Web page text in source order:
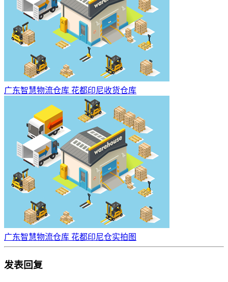
广东智慧物流仓库 花都印尼收货仓库
广东智慧物流仓库 花都印尼仓实拍图
发表回复